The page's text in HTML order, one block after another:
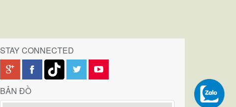
STAY CONNECTED
BẢN ĐỒ